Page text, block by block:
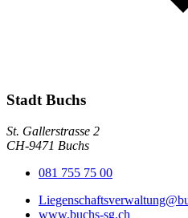
Stadt Buchs
St. Gallerstrasse 2
CH-9471 Buchs
081 755 75 00
www.buchs-sg.ch